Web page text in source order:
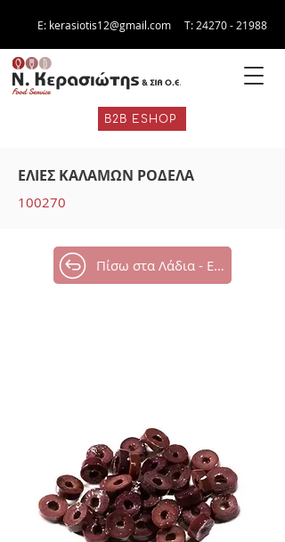
E: kerasiotis12@gmail.com Τ: 24270 - 21988
B2B ESHOP
ΕΛΙΕΣ ΚΑΛΑΜΩΝ ΡΟΔΕΛΑ
100270
Πίσω στα Λάδια - Ελιές